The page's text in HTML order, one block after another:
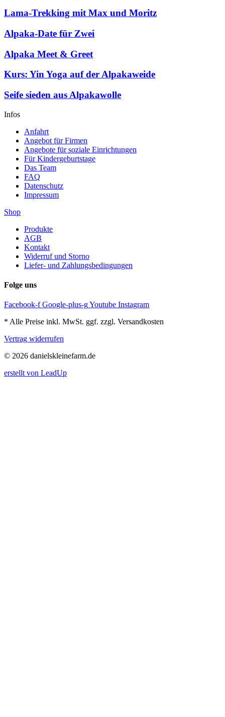
Lama-Trekking mit Max und Moritz
Alpaka-Date für Zwei
Alpaka Meet & Greet
Kurs: Yin Yoga auf der Alpakaweide
Seife sieden aus Alpakawolle
Infos
Anfahrt
Angebot für Firmen
Angebote für soziale Einrichtungen
Für Kindergeburtstage
Das Team
FAQ
Datenschutz
Impressum
Shop
Produkte
AGB
Kontakt
Widerruf und Storno
Liefer- und Zahlungsbedingungen
Folge uns
Facebook-f Google-plus-gYoutube Instagram
* Alle Preise inkl. MwSt. ggf. zzgl. Versandkosten
Vertrag widerrufen
© 2026 danielskleinefarm.de
erstellt von LeadUp